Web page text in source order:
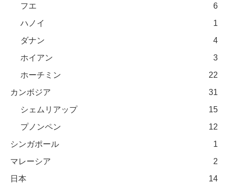
フエ
6
ハノイ
1
ダナン
4
ホイアン
3
ホーチミン
22
カンボジア
31
シェムリアップ
15
プノンペン
12
シンガポール
1
マレーシア
2
日本
14